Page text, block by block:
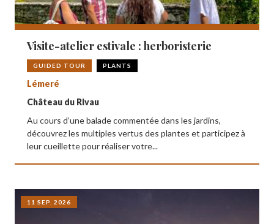
Visite-atelier estivale : herboristerie
GUIDED TOUR PLANTS
Lémeré
Château du Rivau
Au cours d’une balade commentée dans les jardins,
découvrez les multiples vertus des plantes et participez à
leur cueillette pour réaliser votre...
11 SEP. 2026